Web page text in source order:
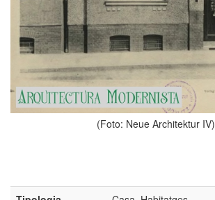
(Foto: Neue Architektur IV)